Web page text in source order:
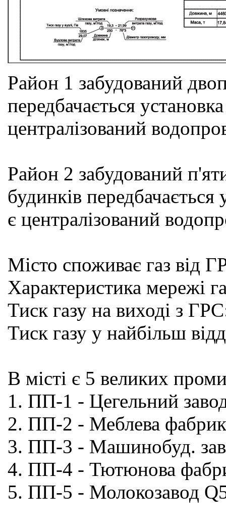
Район 1 забудований
передбачається
централізований
Район 2 забудований
будинків
є централізований
Місто споживає газ від
Характеристика мережі
Тиск газу на виході з
Тиск газу у найбільш
В місті є 5 великих
1. ПП-1 - Цегельний
2. ПП-2 - Меблева
3. ПП-3 - Машинобуд.
4. ПП-4 - Тютюнова
5. ПП-5 - Молокозавод